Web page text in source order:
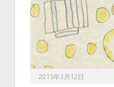
2015年3月12日